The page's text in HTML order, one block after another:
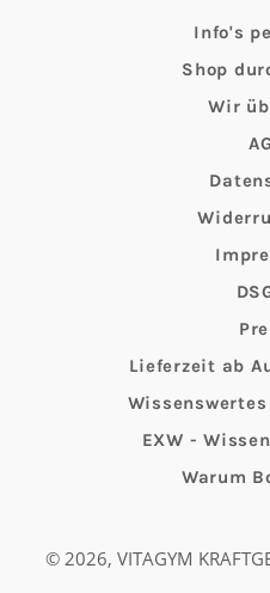
Info's
Shop
Wir
Lieferzeit ab
EXW -
Warum
© 2026, VITAGYM